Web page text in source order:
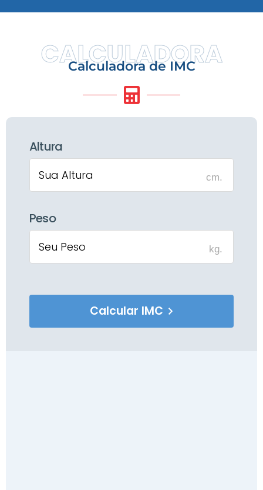
CALCULADORA
Calculadora de IMC
Altura
cm.
Peso
kg.
Calcular IMC